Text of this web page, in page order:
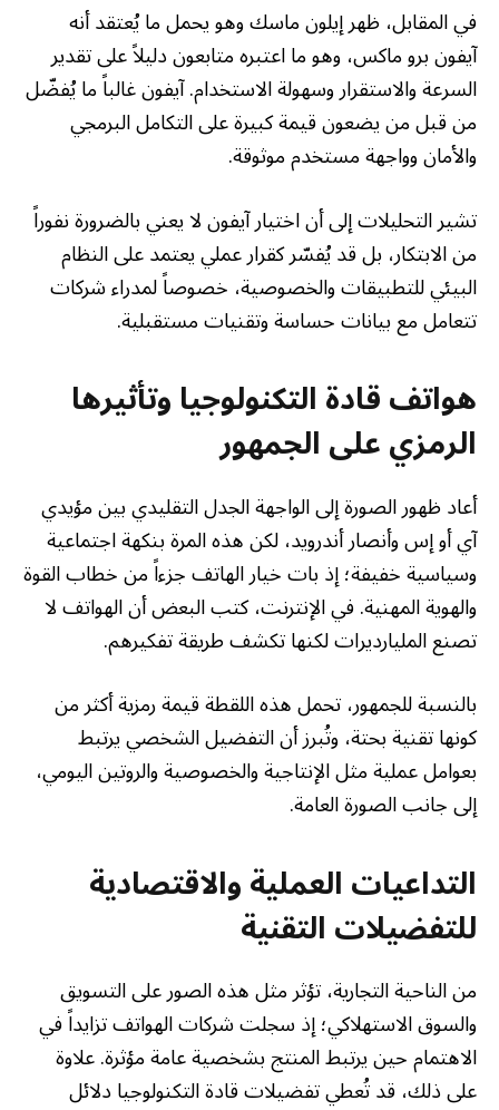
في المقابل، ظهر إيلون ماسك وهو يحمل ما يُعتقد أنه
آيفون برو ماكس، وهو ما اعتبره متابعون دليلاً على تقدير
السرعة والاستقرار وسهولة الاستخدام. آيفون غالباً ما يُفضّل
من قبل من يضعون قيمة كبيرة على التكامل البرمجي
والأمان وواجهة مستخدم موثوقة.
تشير التحليلات إلى أن اختيار آيفون لا يعني بالضرورة نفوراً
من الابتكار، بل قد يُفسّر كقرار عملي يعتمد على النظام
البيئي للتطبيقات والخصوصية، خصوصاً لمدراء شركات
تتعامل مع بيانات حساسة وتقنيات مستقبلية.
هواتف قادة التكنولوجيا وتأثيرها
الرمزي على الجمهور
أعاد ظهور الصورة إلى الواجهة الجدل التقليدي بين مؤيدي
آي أو إس وأنصار أندرويد، لكن هذه المرة بنكهة اجتماعية
وسياسية خفيفة؛ إذ بات خيار الهاتف جزءاً من خطاب القوة
والهوية المهنية. في الإنترنت، كتب البعض أن الهواتف لا
تصنع المليارديرات لكنها تكشف طريقة تفكيرهم.
بالنسبة للجمهور، تحمل هذه اللقطة قيمة رمزية أكثر من
كونها تقنية بحتة، وتُبرز أن التفضيل الشخصي يرتبط
بعوامل عملية مثل الإنتاجية والخصوصية والروتين اليومي،
إلى جانب الصورة العامة.
التداعيات العملية والاقتصادية
للتفضيلات التقنية
من الناحية التجارية، تؤثر مثل هذه الصور على التسويق
والسوق الاستهلاكي؛ إذ سجلت شركات الهواتف تزايداً في
الاهتمام حين يرتبط المنتج بشخصية عامة مؤثرة. علاوة
على ذلك، قد تُعطي تفضيلات قادة التكنولوجيا دلائل